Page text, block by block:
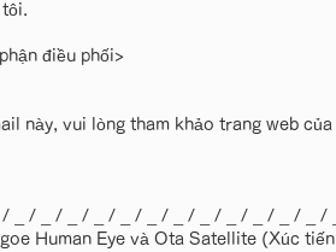
tôi.
điều phối>
này, vui lòng tham khảo trang web của
_ / _ / _ / _ / _ / _ / _ / _ / _ / _ / _ / _ /
Human Eye và Ota Satellite (Xúc